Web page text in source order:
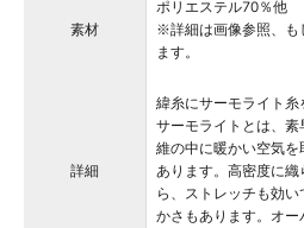
素材
ポリエステル70％他
※詳細は画像参照、も
ます。
詳細
緯糸にサーモライト糸
サーモライトとは、
維の中に暖かい空気
あります。高密度に
ら、ストレッチも効
かさもあります。オ